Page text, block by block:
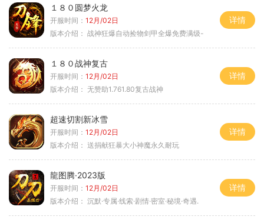
１８０圆梦火龙
开服时间： 12月/02日
版本介绍： 战神狂爆自动捡物剑甲全爆免费满级-
详情
１８０战神复古
开服时间： 12月/02日
版本介绍： 无赞助1.761.80复古战神
详情
超速切割新冰雪
开服时间： 12月/02日
版本介绍： 送捐献狂暴大小神魔永久耐玩
详情
龍图腾·2023版
开服时间： 12月/02日
版本介绍： 沉默·专属·线索·剧情·密室·秘境·奇遇.
详情